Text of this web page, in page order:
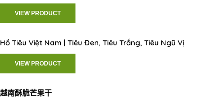
VIEW PRODUCT
Hồ Tiêu Việt Nam | Tiêu Đen, Tiêu Trắng, Tiêu Ngũ Vị
VIEW PRODUCT
越南酥脆芒果干